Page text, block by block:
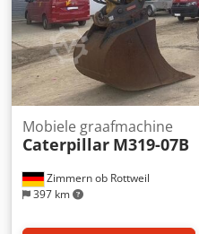
Zimmern ob Rottweil
397 km
Mobiele graafmachine
Caterpillar M319-07B